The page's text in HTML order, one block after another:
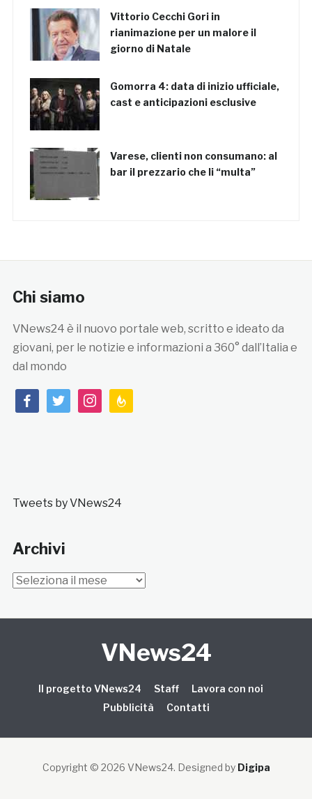
Vittorio Cecchi Gori in
rianimazione per un malore il
giorno di Natale
Gomorra 4: data di inizio ufficiale,
cast e anticipazioni esclusive
Varese, clienti non consumano: al
bar il prezzario che li “multa”
Chi siamo
VNews24 è il nuovo portale web, scritto e ideato da
giovani, per le notizie e informazioni a 360° dall’Italia e
dal mondo
facebooktwitterinstagramfeedburner
Tweets by VNews24
Archivi
Archivi
VNews24
Il progetto VNews24 Staff
Lavora con noi
Pubblicità
Contatti
Copyright © 2026 VNews24. Designed by Digipa